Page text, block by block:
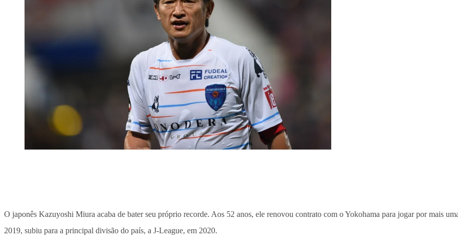
O japonês Kazuyoshi Miura acaba de bater seu próprio recorde. Aos 52 anos, ele renovou contrato com o Yokohama para jogar por mais
2019, subiu para a principal divisão do país, a J-League, em 2020.